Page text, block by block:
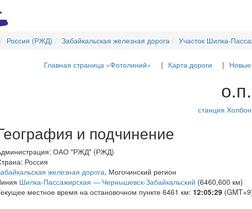
Россия (РЖД) Забайкальская железная дорога Участок Шилка-
Главная страница «Фотолиний» Карта дороги
станция Холбон
и подчинение
ОАО "РЖД" (РЖД)
Россия
железная дорога, Могочинский регион
Шилка-Пассажирская — Чернышевск-Забайкальский (6460,600 км)
местное время на остановочном пункте 6461 км: 12:05:29